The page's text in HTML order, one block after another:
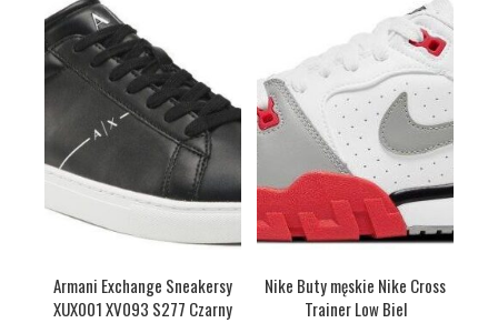
Armani Exchange Sneakersy
XUX001 XV093 S277 Czarny
Nike Buty męskie Nike Cross
Trainer Low Biel